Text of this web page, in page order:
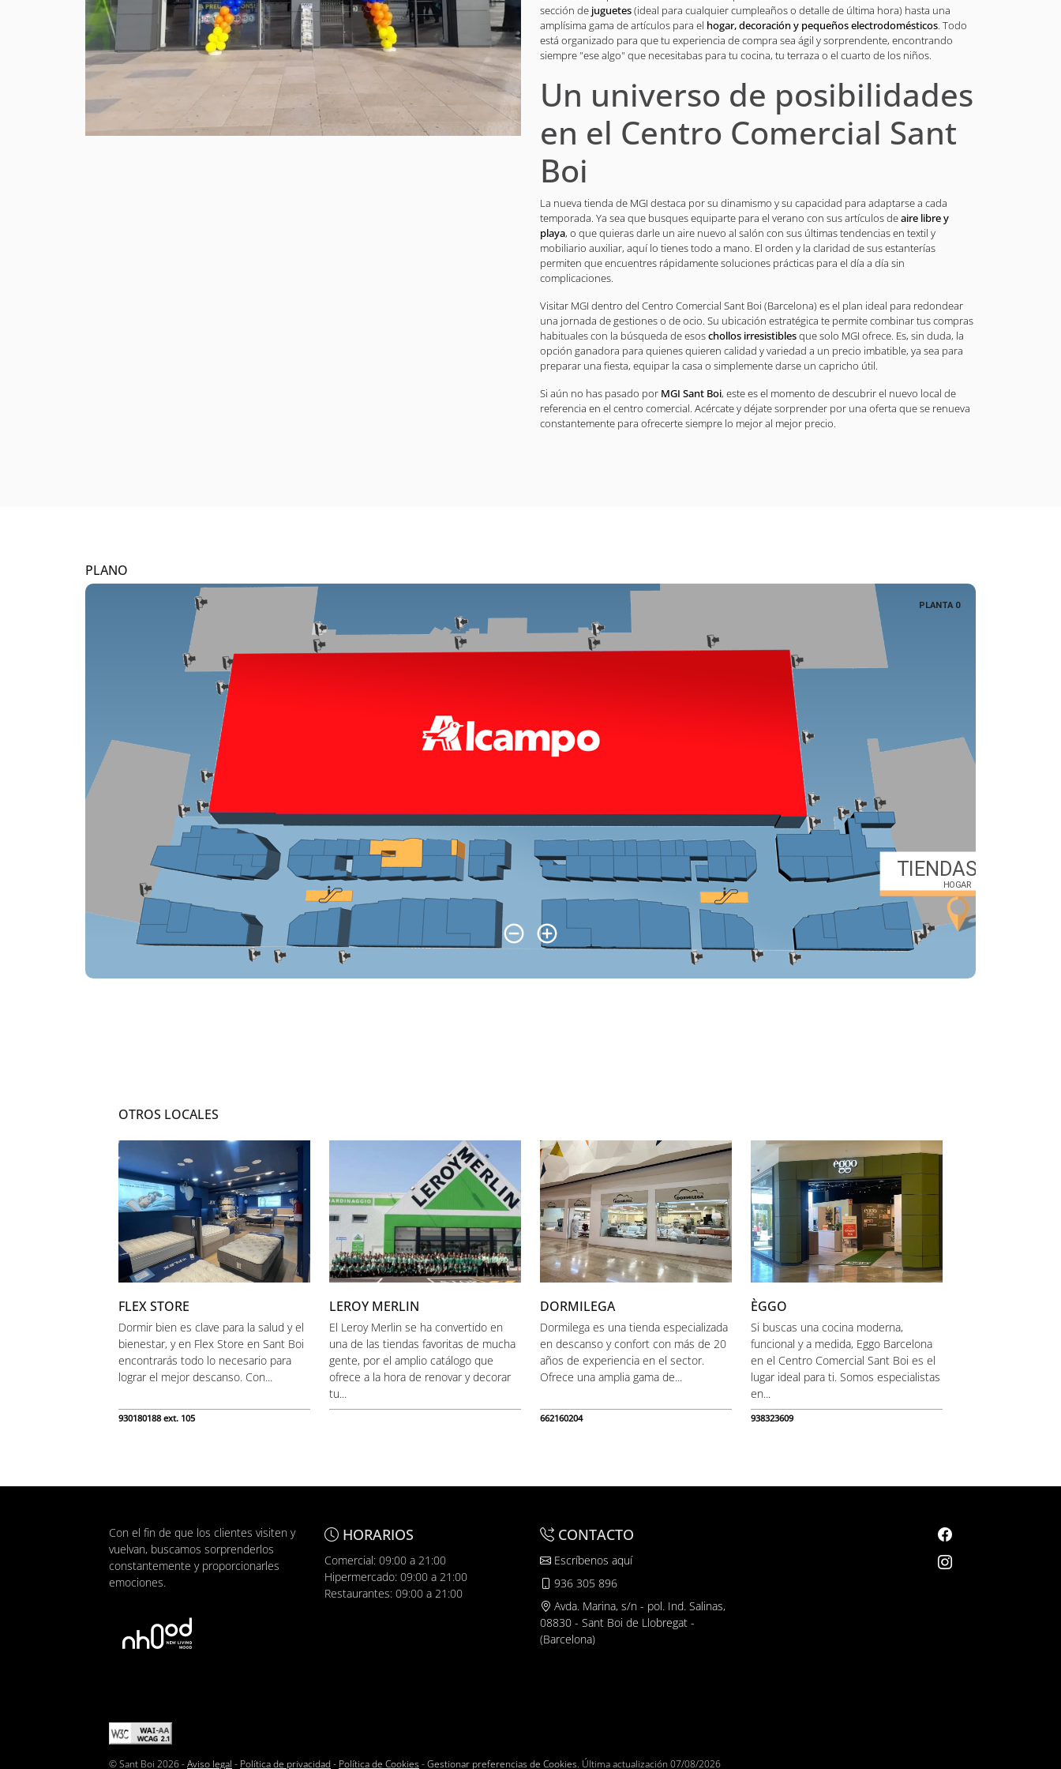
sección de juguetes(ideal para cualquier cumpleaños o detalle de última hora) hasta una
amplísima gama de artículos para el hogar, decoración y pequeños electrodomésticos. Todo
está organizado para que tu experiencia de compra sea ágil y sorprendente, encontrando
siempre "ese algo" que necesitabas para tu cocina, tu terraza o el cuarto de los niños.
Un universo de posibilidades
en el Centro Comercial Sant
Boi
La nueva tienda de MGI destaca por su dinamismo y su capacidad para adaptarse a cada
temporada. Ya sea que busques equiparte para el verano con sus artículos deaire libre y
playa, o que quieras darle un aire nuevo al salón con sus últimas tendencias en textil y
mobiliario auxiliar, aquí lo tienes todo a mano. El orden y la claridad de sus estanterías
permiten que encuentres rápidamente soluciones prácticas para el día a día sin
complicaciones.
Visitar MGI dentro del Centro Comercial Sant Boi (Barcelona) es el plan ideal para redondear
una jornada de gestiones o de ocio. Su ubicación estratégica te permite combinar tus compras
habituales con la búsqueda de esoschollos irresistiblesque solo MGI ofrece. Es, sin duda, la
opción ganadora para quienes quieren calidad y variedad a un precio imbatible, ya sea para
preparar una fiesta, equipar la casa o simplemente darse un capricho útil.
Si aún no has pasado por MGI Sant Boi, este es el momento de descubrir el nuevo local de
referencia en el centro comercial. Acércate y déjate sorprender por una oferta que se renueva
constantemente para ofrecerte siempre lo mejor al mejor precio.
PLANO
OTROS LOCALES
FLEX STORE
Dormir bien es clave para la salud y el
bienestar, y en Flex Store en Sant Boi
encontrarás todo lo necesario para
lograr el mejor descanso. Con...
930180188 ext. 105
LEROY MERLIN
El Leroy Merlin se ha convertido en
una de las tiendas favoritas de mucha
gente, por el amplio catálogo que
ofrece a la hora de renovar y decorar
tu...
DORMILEGA
Dormilega es una tienda especializada
en descanso y confort con más de 20
años de experiencia en el sector.
Ofrece una amplia gama de...
662160204
ÈGGO
Si buscas una cocina moderna,
funcional y a medida, Eggo Barcelona
en el Centro Comercial Sant Boi es el
lugar ideal para ti. Somos especialistas
en...
938323609
Con el fin de que los clientes visiten y
vuelvan, buscamos sorprenderlos
constantemente y proporcionarles
emociones.
HORARIOS
Comercial: 09:00 a 21:00
Hipermercado: 09:00 a 21:00
Restaurantes: 09:00 a 21:00
CONTACTO
Escríbenos aquí
936 305 896
Avda. Marina, s/n - pol. Ind. Salinas,
08830 - Sant Boi de Llobregat -
(Barcelona)
© Sant Boi 2026 -Aviso legal - Política de privacidad- Política de Cookies -Gestionar preferencias de Cookies. Última actualización 07/08/2026